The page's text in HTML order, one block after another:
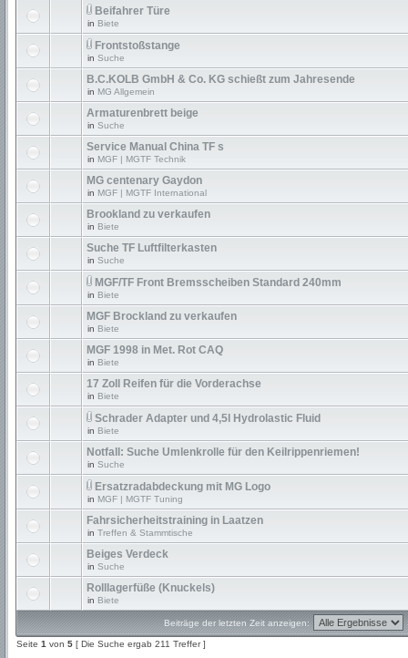
Beifahrer Türe
in Biete
Frontstoßstange
in Suche
B.C.KOLB GmbH & Co. KG schießt zum Jahresende
in MG Allgemein
Armaturenbrett beige
in Suche
Service Manual China TF s
in MGF | MGTF Technik
MG centenary Gaydon
in MGF | MGTF International
Brookland zu verkaufen
in Biete
Suche TF Luftfilterkasten
in Suche
MGF/TF Front Bremsscheiben Standard 240mm
in Biete
MGF Brockland zu verkaufen
in Biete
MGF 1998 in Met. Rot CAQ
in Biete
17 Zoll Reifen für die Vorderachse
in Biete
Schrader Adapter und 4,5l Hydrolastic Fluid
in Biete
Notfall: Suche Umlenkrolle für den Keilrippenriemen!
in Suche
Ersatzradabdeckung mit MG Logo
in MGF | MGTF Tuning
Fahrsicherheitstraining in Laatzen
in Treffen & Stammtische
Beiges Verdeck
in Suche
Rolllagerfüße (Knuckels)
in Biete
Beiträge der letzten Zeit anzeigen:
Seite 1 von 5 [ Die Suche ergab 211 Treffer ]